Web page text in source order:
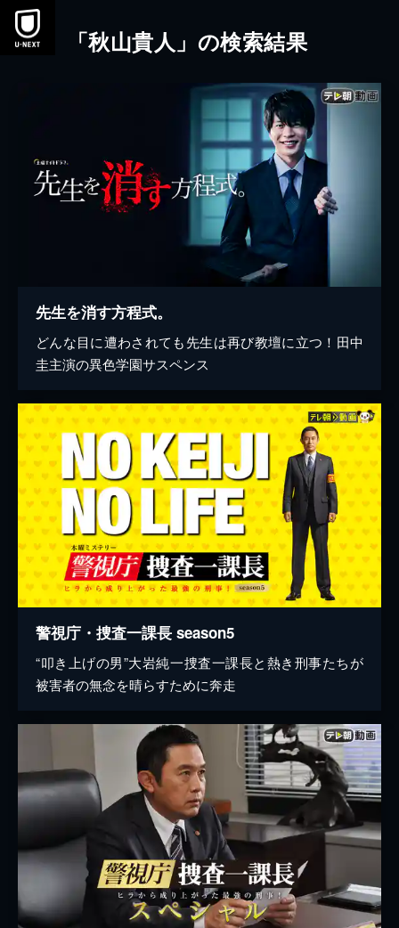
本文へスキップ
「秋山貴人」の検索結果
先生を消す方程式。
どんな目に遭わされても先生は再び教壇に立つ！田中
圭主演の異色学園サスペンス
警視庁・捜査一課長 season5
“叩き上げの男”大岩純一捜査一課長と熱き刑事たちが
被害者の無念を晴らすために奔走